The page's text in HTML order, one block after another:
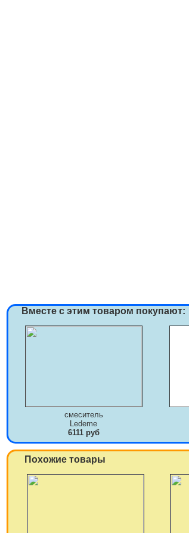
Вместе с этим товаром покупают:
смеситель
Ledeme
6111 руб
Похожие товары